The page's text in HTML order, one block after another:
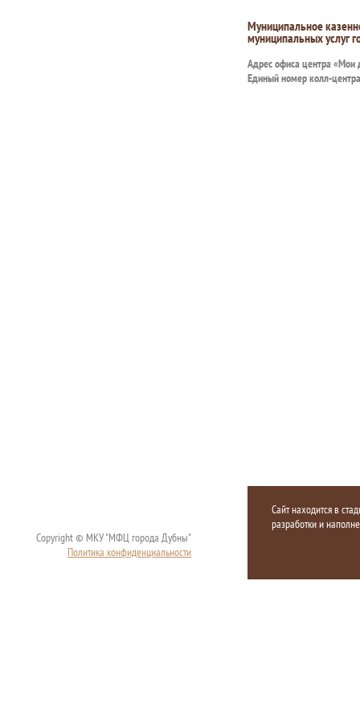
Муниципальное
муниципальных услуг
Адрес офиса центра «Мои
Единый номер колл-
Copyright © МКУ "МФЦ города Дубны"
Политика конфиденциальности
Сайт находится в
разработки и